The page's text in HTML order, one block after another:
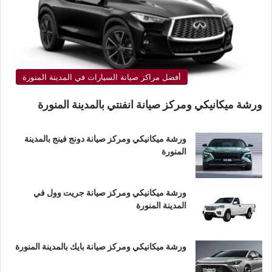
أفضل مراكز صيانة السيارات في المدينة المنورة
ورشة ميكانيكي ومركز صيانة انفنتي بالمدينة المنورة
ورشة ميكانيكي ومركز صيانة دونج فينج بالمدينة
المنورة
ورشة ميكانيكي ومركز صيانة جريت وول في
المدينة المنورة
ورشة ميكانيكي ومركز صيانة بايك بالمدينة المنورة